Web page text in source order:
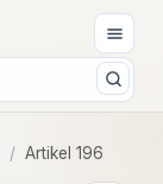
Artikel 196